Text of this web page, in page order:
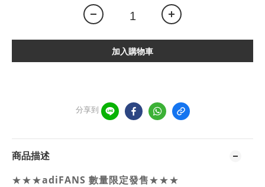
加入購物車
分享到
商品描述
★★★adiFANS 數量限定發售★★★